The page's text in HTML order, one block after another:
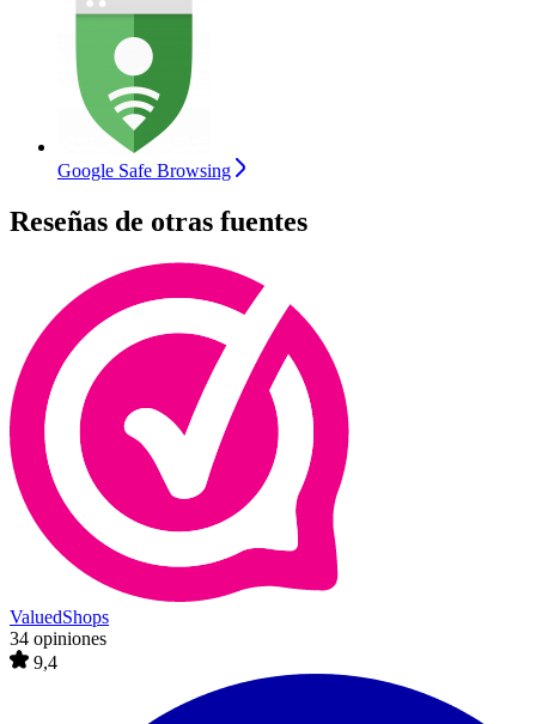
Google Safe Browsing
Reseñas de otras fuentes
ValuedShops
34 opiniones
9,4